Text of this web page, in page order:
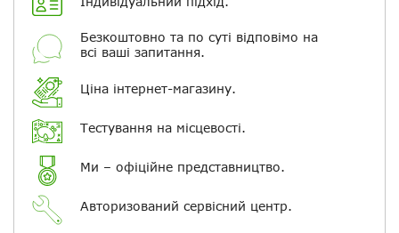
Безкоштовно та по суті відповімо на
всі ваші запитання.
Ціна інтернет-магазину.
Тестування на місцевості.
Ми – офіційне представництво.
Авторизований сервісний центр.
Ваше ім'я
Електронна пошта
Повідомляти про відповіді по
електронній пошті
Скасувати Залишити відгук